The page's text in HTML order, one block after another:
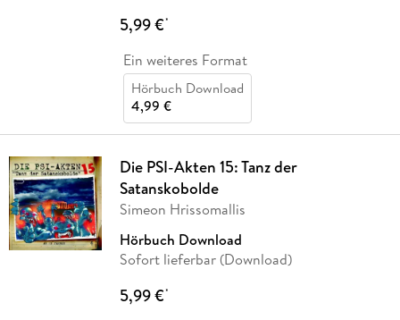
5,99 €*
Ein weiteres Format
Hörbuch Download
4,99 €
Die PSI-Akten 15: Tanz der
Satanskobolde
Simeon Hrissomallis
Hörbuch Download
Sofort lieferbar (Download)
5,99 €*